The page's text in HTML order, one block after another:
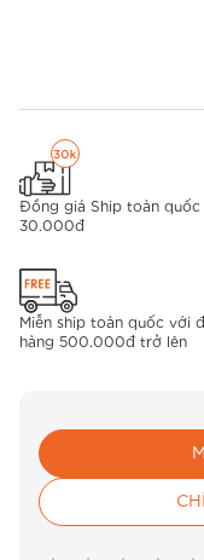
Đồng giá Ship toàn quốc
30.000đ
Miễn ship toàn quốc với
hàng 500.000đ trở lên